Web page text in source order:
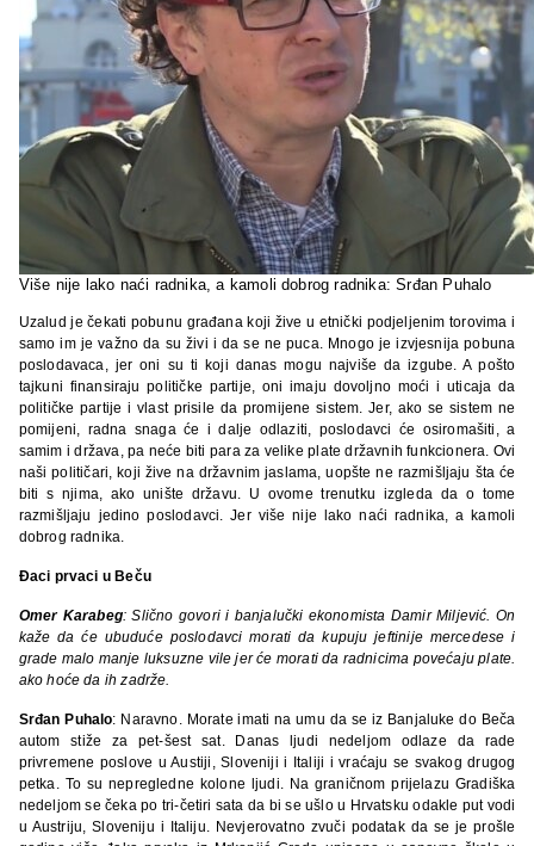
Više nije lako naći radnika, a kamoli dobrog radnika: Srđan Puhalo
Uzalud je čekati pobunu građana koji žive u etnički podjeljenim torovima i
samo im je važno da su živi i da se ne puca. Mnogo je izvjesnija pobuna
poslodavaca, jer oni su ti koji danas mogu najviše da izgube. A pošto
tajkuni finansiraju političke partije, oni imaju dovoljno moći i uticaja da
političke partije i vlast prisile da promijene sistem. Jer, ako se sistem ne
pomijeni, radna snaga će i dalje odlaziti, poslodavci će osiromašiti, a
samim i država, pa neće biti para za velike plate državnih funkcionera. Ovi
naši političari, koji žive na državnim jaslama, uopšte ne razmišljaju šta će
biti s njima, ako unište državu. U ovome trenutku izgleda da o tome
razmišljaju jedino poslodavci. Jer više nije lako naći radnika, a kamoli
dobrog radnika.
Đaci prvaci u Beču
Omer Karabeg: Slično govori i banjalučki ekonomista Damir Miljević. On
kaže da će ubuduće poslodavci morati da kupuju jeftinije mercedese i
grade malo manje luksuzne vile jer će morati da radnicima povećaju plate.
ako hoće da ih zadrže.
Srđan Puhalo: Naravno. Morate imati na umu da se iz Banjaluke do Beča
autom stiže za pet-šest sat. Danas ljudi nedeljom odlaze da rade
privremene poslove u Austiji, Sloveniji i Italiji i vraćaju se svakog drugog
petka. To su nepregledne kolone ljudi. Na graničnom prijelazu Gradiška
nedeljom se čeka po tri-četiri sata da bi se ušlo u Hrvatsku odakle put vodi
u Austriju, Sloveniju i Italiju. Nevjerovatno zvuči podatak da se je prošle